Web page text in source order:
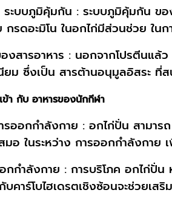
ะบบภูมิคุ้มกัน : ระบบภูมิคุ้มกัน ข
กรดอะมิโน ในอกไก่มีส่วนช่วย ใ
งสารอาหาร : นอกจากโปรตีนแล้
ยม ซึ่งเป็น สารต้านอนุมูลอิสระ
ข้า กับ อาหารของนักกีฬา
รออกกำลังกาย : อกไก่ปั่น สามา
มอ ในระหว่าง การออกกำลังกา
กำลังกาย : การบริโภค อกไก่ปั่น
คาร์โบไฮเดรตเชิงซ้อนจะช่วยเส